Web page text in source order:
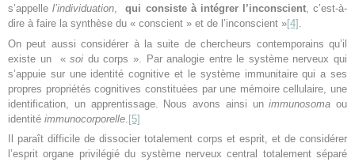
s’appellel’individuation ,qui consiste à intégrer l’inconscient, c’est-à-
dire à faire la synthèse du « conscient » et de l’inconscient »[4]
On peut aussi considérer à la suite de chercheurs contemporains qu’il
existe un «soi du corps ». Par analogie entre le système nerveux qui
s’appuie sur une identité cognitive et le système immunitaire qui a ses
propres propriétés cognitives constituées par une mémoire cellulaire, une
identification, un apprentissage. Nous avons ainsi unimmunosoma ou
identité immunocorporelle [5]
Il paraît difficile de dissocier totalement corps et esprit, et de considérer
l’esprit organe privilégié du système nerveux central totalement séparé